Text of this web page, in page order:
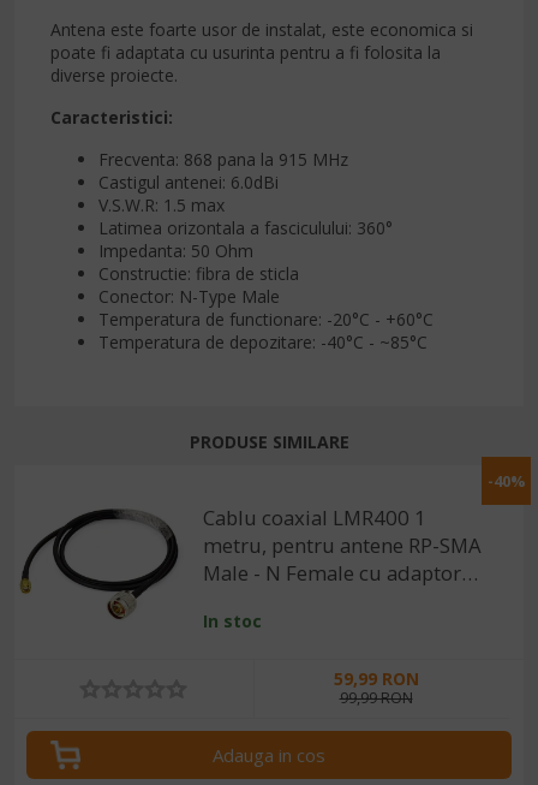
Antena este foarte usor de instalat, este economica si
poate fi adaptata cu usurinta pentru a fi folosita la
diverse proiecte.
Caracteristici:
Frecventa: 868 pana la 915 MHz
Castigul antenei: 6.0dBi
V.S.W.R: 1.5 max
Latimea orizontala a fasciculului: 360°
Impedanta: 50 Ohm
Constructie: fibra de sticla
Conector: N-Type Male
Temperatura de functionare: -20°C - +60°C
Temperatura de depozitare: -40°C - ~85°C
PRODUSE SIMILARE
-40%
Cablu coaxial LMR400 1
metru, pentru antene RP-SMA
Male - N Female cu adaptor
In stoc
59,99 RON
99,99 RON
Adauga in cos